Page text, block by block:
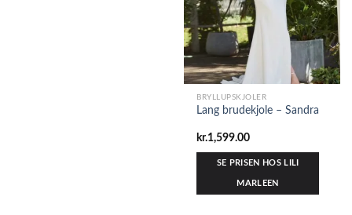
BRYLLUPSKJOLER
Lang brudekjole – Sandra
kr.1,599.00
SE PRISEN HOS LILI
MARLEEN